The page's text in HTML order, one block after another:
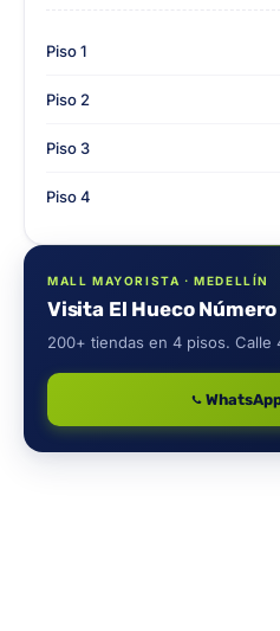
Piso 1
Piso 2
Piso 3
Piso 4
MALL MAYORISTA · MEDELLÍN
Visita El Hueco Número
200+ tiendas en 4 pisos. Calle